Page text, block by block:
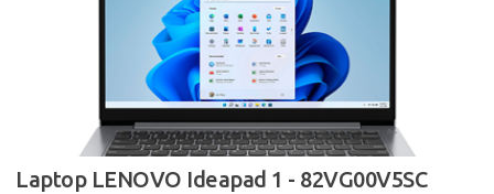
Laptop LENOVO Ideapad 1 - 82VG00V5SC